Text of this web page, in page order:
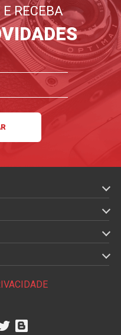
RECEBA